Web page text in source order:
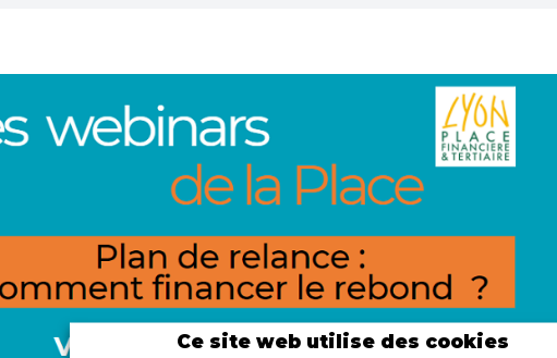
Ce site web utilise des cookies